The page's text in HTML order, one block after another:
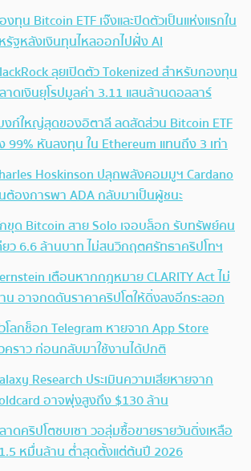
งทุน Bitcoin ETF เจ๊งและปิดตัวเป็นแห่งแรกใน
รัฐหลังเงินทุนไหลออกไปฝั่ง AI
ลุยเปิดตัว Tokenized สำหรับกองทุน
าดเงินยุโรปมูลค่า 3.11 แสนล้านดอลลาร์
งก์ใหญ่สุดของอิตาลี ลดสัดส่วน Bitcoin ETF
99% หันลงทุน ใน Ethereum แทนถึง 3 เท่า
Hoskinson ปลุกพลังคอมมูฯ Cardano
ต้องการพา ADA กลับมาเป็นผู้ชนะ
ขุด Bitcoin สาย Solo เจอบล็อก รับทรัพย์คน
ยว 6.6 ล้านบาท ไม่สนวิกฤตศรัทธาคริปโทฯ
เตือนหากกฎหมาย CLARITY Act ไม่
น อาจกดดันราคาคริปโตให้ดิ่งลงอีกระลอก
โลกช็อก Telegram หายจาก App Store
คราว ก่อนกลับมาใช้งานได้ปกติ
Research ประเมินความเสียหายจาก
อาจพุ่งสูงถึง $130 ล้าน
าดคริปโตซบเซา วอลุ่มซื้อขายรายวันดิ่งเหลือ
หมื่นล้าน ต่ำสุดตั้งแต่ต้นปี 2026